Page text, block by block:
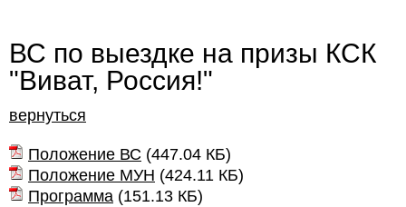
ВС по выездке на призы КСК
"Виват, Россия!"
вернуться
Положение ВС (447.04 КБ)
Положение МУН (424.11 КБ)
Программа (151.13 КБ)